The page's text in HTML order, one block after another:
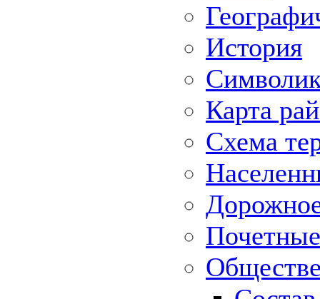
История
Карта
Схема